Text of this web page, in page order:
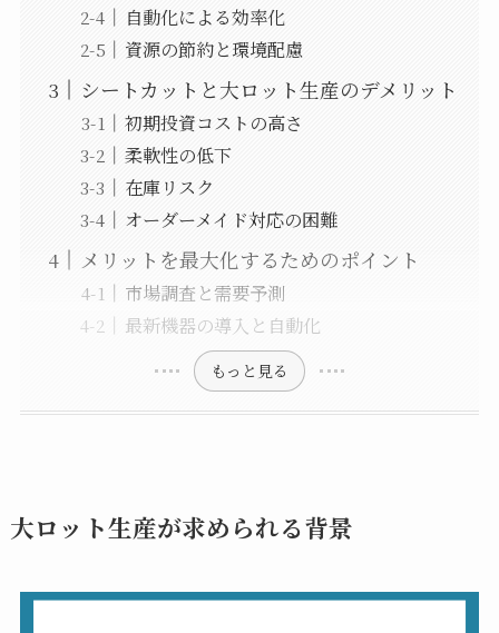
自動化による効率化
資源の節約と環境配慮
シートカットと大ロット生産のデメリット
初期投資コストの高さ
柔軟性の低下
在庫リスク
オーダーメイド対応の困難
メリットを最大化するためのポイント
市場調査と需要予測
最新機器の導入と自動化
もっと見る
大ロット生産が求められる背景